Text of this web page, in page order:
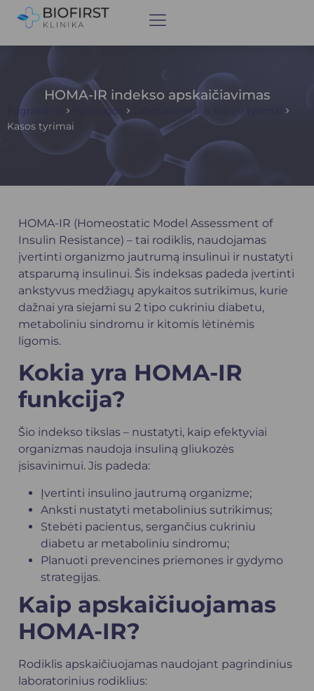
HOMA-IR indekso apskaičiavimas
Pagrindinis Paslaugos
Laboratoriniai ir kraujo tyrimai
Kasos tyrimai
HOMA-IR (Homeostatic Model Assessment of
Insulin Resistance) – tai rodiklis, naudojamas
įvertinti organizmo jautrumą insulinui ir nustatyti
atsparumą insulinui. Šis indeksas padeda įvertinti
ankstyvus medžiagų apykaitos sutrikimus, kurie
dažnai yra siejami su 2 tipo cukriniu diabetu,
metaboliniu sindromu ir kitomis lėtinėmis
ligomis.
Kokia yra HOMA-IR
funkcija?
Šio indekso tikslas – nustatyti, kaip efektyviai
organizmas naudoja insuliną gliukozės
įsisavinimui. Jis padeda:
Įvertinti insulino jautrumą organizme;
Anksti nustatyti metabolinius sutrikimus;
Stebėti pacientus, sergančius cukriniu
diabetu ar metaboliniu sindromu;
Planuoti prevencines priemones ir gydymo
strategijas.
Kaip apskaičiuojamas
HOMA-IR?
Rodiklis apskaičiuojamas naudojant pagrindinius
laboratorinius rodiklius: